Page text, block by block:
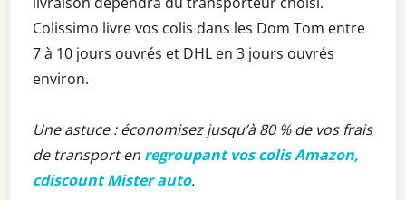
Colissimo livre vos colis dans les Dom Tom entre
7 à 10 jours ouvrés et DHL en 3 jours ouvrés
environ.
Une astuce : économisez jusqu’à 80 % de vos frais
de transport en regroupant vos colis Amazon,
cdiscount Mister auto.